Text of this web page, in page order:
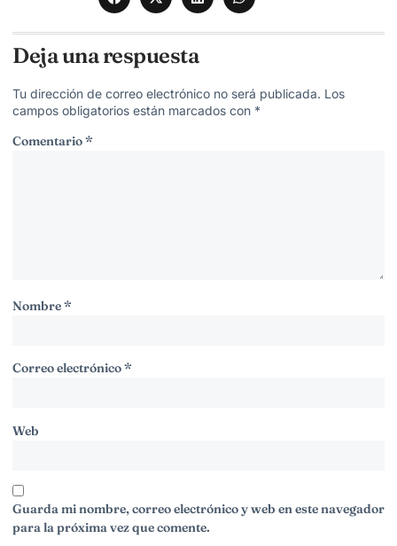
Deja una respuesta
Tu dirección de correo electrónico no será publicada. Los
campos obligatorios están marcados con *
Comentario*
Nombre*
Correo electrónico*
Web
Guarda mi nombre, correo electrónico y web en este navegador
para la próxima vez que comente.